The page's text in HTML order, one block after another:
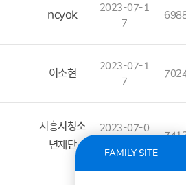
FAMILY SITE
ncyok
2023-07-1
7
이소현
2023-07-1
7
시흥시청소
년재단
2023-07-0